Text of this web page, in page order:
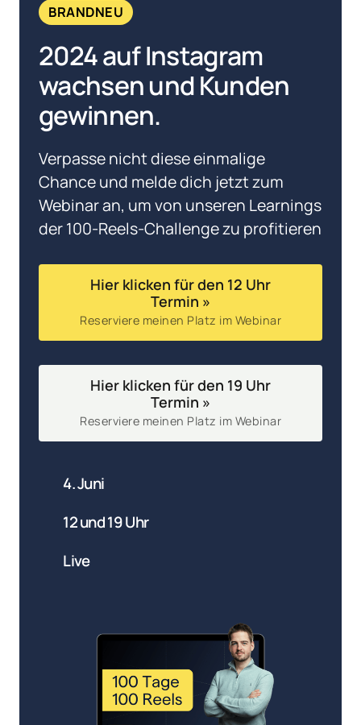
BRANDNEU
2024 auf Instagram
wachsen und Kunden
gewinnen.
Verpasse nicht diese einmalige
Chance und melde dich jetzt zum
Webinar an, um von unseren Learnings
der 100-Reels-Challenge zu profitieren
Hier klicken für den 12 Uhr
Termin »
Reserviere meinen Platz im Webinar
Hier klicken für den 19 Uhr
Termin »
Reserviere meinen Platz im Webinar
4. Juni
12 und 19 Uhr
Live